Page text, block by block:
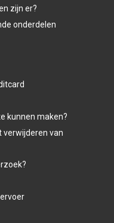
zijn er?
onderdelen
kunnen maken?
verwijderen van